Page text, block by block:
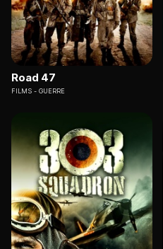
Road 47
FILMS GUERRE